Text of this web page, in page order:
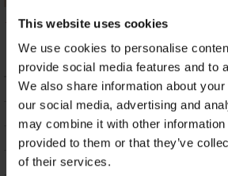
This website uses cookies
We use cookies to personalise
provide social media features and to
We also share information about
our social media, advertising and
may combine it with other information
provided to them or that they’ve
of their services.
Bikini-Oberteil Black
Luxe
59,99 €
Bikini-Oberteil PINK
STORM Soft Studio II
13,49 €
BESCHREIBUNG
VERSANDKOSTEN
UMTAUSCH
WASCHTIPPS